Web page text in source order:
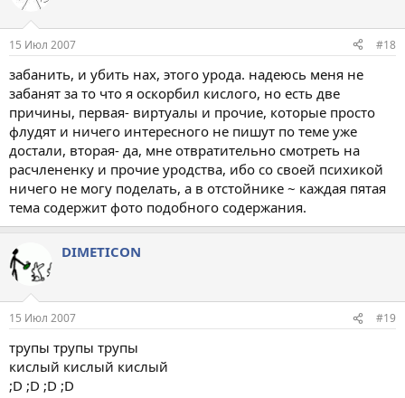
15 Июл 2007 #18
забанить, и убить нах, этого урода. надеюсь меня не
забанят за то что я оскорбил кислого, но есть две
причины, первая- виртуалы и прочие, которые просто
флудят и ничего интересного не пишут по теме уже
достали, вторая- да, мне отвратительно смотреть на
расчлененку и прочие уродства, ибо со своей психикой
ничего не могу поделать, а в отстойнике ~ каждая пятая
тема содержит фото подобного содержания.
DIMETICON
15 Июл 2007 #19
трупы трупы трупы
кислый кислый кислый
;D ;D ;D ;D